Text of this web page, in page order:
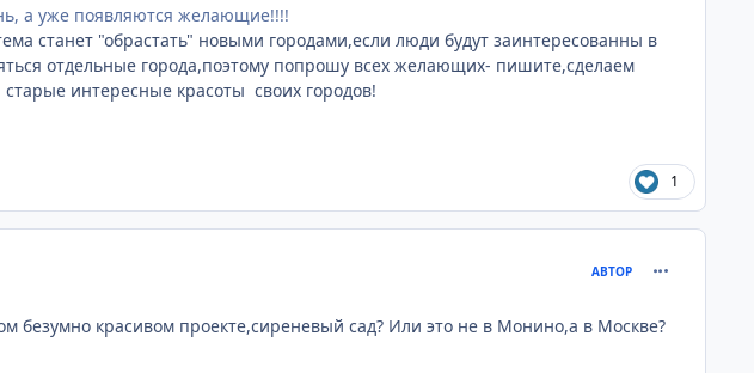
а уже появляются желающие!!!!
станет "обрастать" новыми городами,если люди будут заинтересованны в
отдельные города,поэтому попрошу всех желающих- пишите,сделаем
интересные красоты своих городов!
1
АВТОР
красивом проекте,сиреневый сад? Или это не в Монино,а в Москве?